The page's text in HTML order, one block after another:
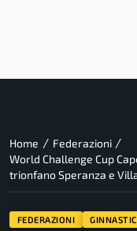
Home / Federazioni /
World Challenge Cup
trionfano Speranza e
FEDERAZIONI